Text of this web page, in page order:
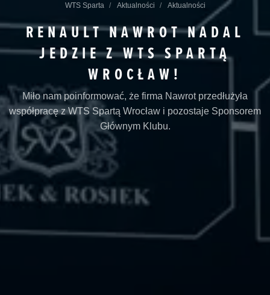
WTS Sparta Aktualności Aktualności
RENAULT NAWROT NADAL
JEDZIE Z WTS SPARTĄ
WROCŁAW!
Miło nam poinformować, że firma Nawrot przedłużyła
współpracę z WTS Spartą Wrocław i pozostaje Sponsorem
Głównym Klubu.